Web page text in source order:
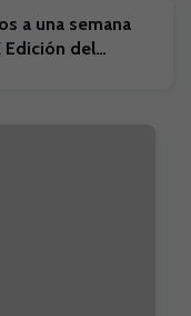
a una semana
Edición del
Campus Suma